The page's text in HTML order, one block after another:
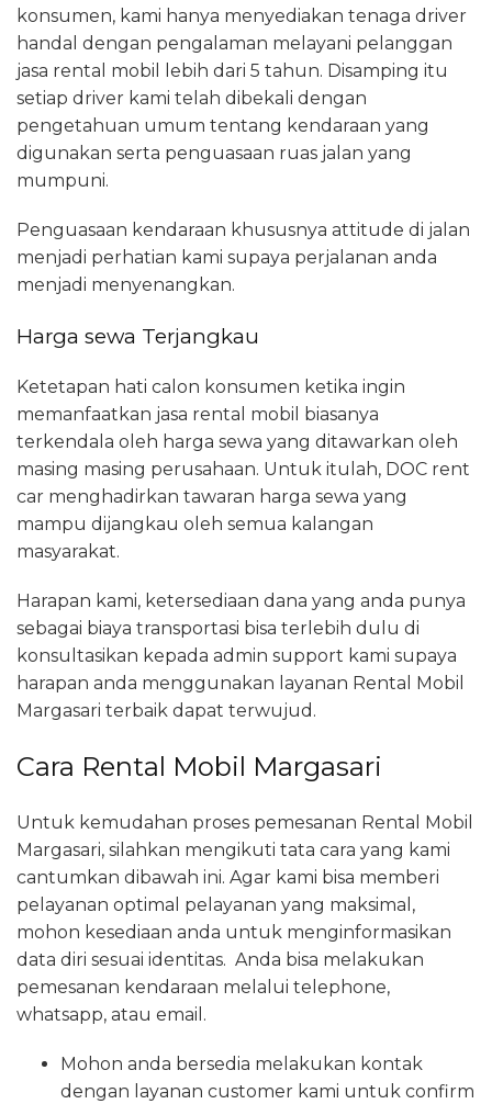
konsumen, kami hanya menyediakan tenaga driver
handal dengan pengalaman melayani pelanggan
jasa rental mobil lebih dari 5 tahun. Disamping itu
setiap driver kami telah dibekali dengan
pengetahuan umum tentang kendaraan yang
digunakan serta penguasaan ruas jalan yang
mumpuni.
Penguasaan kendaraan khususnya attitude di jalan
menjadi perhatian kami supaya perjalanan anda
menjadi menyenangkan.
Harga sewa Terjangkau
Ketetapan hati calon konsumen ketika ingin
memanfaatkan jasa rental mobil biasanya
terkendala oleh harga sewa yang ditawarkan oleh
masing masing perusahaan. Untuk itulah, DOC rent
car menghadirkan tawaran harga sewa yang
mampu dijangkau oleh semua kalangan
masyarakat.
Harapan kami, ketersediaan dana yang anda punya
sebagai biaya transportasi bisa terlebih dulu di
konsultasikan kepada admin support kami supaya
harapan anda menggunakan layanan Rental Mobil
Margasari terbaik dapat terwujud.
Cara Rental Mobil Margasari
Untuk kemudahan proses pemesanan Rental Mobil
Margasari, silahkan mengikuti tata cara yang kami
cantumkan dibawah ini. Agar kami bisa memberi
pelayanan optimal pelayanan yang maksimal,
mohon kesediaan anda untuk menginformasikan
data diri sesuai identitas. Anda bisa melakukan
pemesanan kendaraan melalui telephone,
whatsapp, atau email.
Mohon anda bersedia melakukan kontak
dengan layanan customer kami untuk confirm